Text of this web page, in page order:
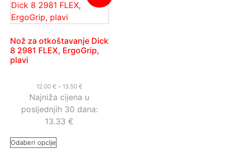
Nož za otkoštavanje Dick
8 2981 FLEX, ErgoGrip,
plavi
12.00 € – 13.50 €
Najniža cijena u
posljednjih 30 dana:
13.33€
Odaberi opcije